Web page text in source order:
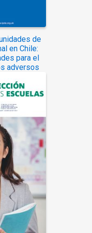
de
en Chile:
para el
adversos